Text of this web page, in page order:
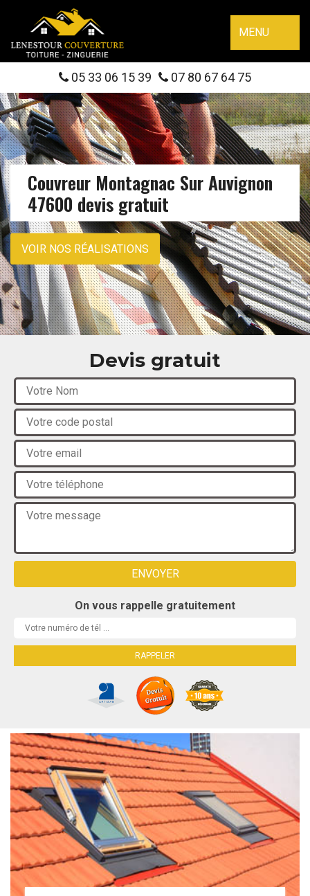
MENU
05 33 06 15 39 07 80 67 64 75
Couvreur Montagnac Sur Auvignon
47600 devis gratuit
VOIR NOS RÉALISATIONS
Devis gratuit
On vous rappelle gratuitement